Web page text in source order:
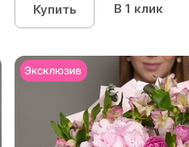
Купить В 1 клик